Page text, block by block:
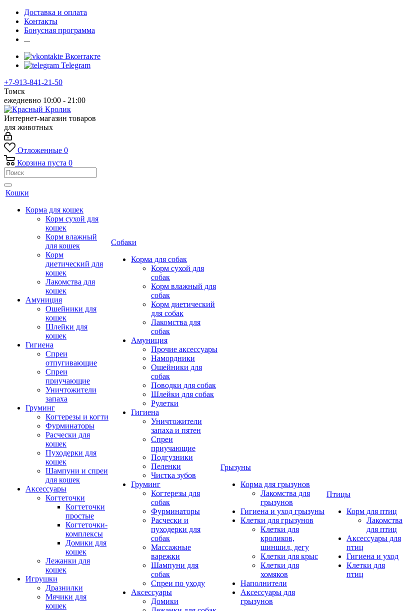
Доставка и оплата
Контакты
Бонусная программа
...
Вконтакте
Telegram
+7-913-841-21-50
Томск
ежедневно 10:00 - 21:00
Интернет-магазин товаров
для животных
Отложенные 0
Корзина пуста 0
Кошки
Корма для кошек
Корм сухой для
кошек
Корм влажный
для кошек
Корм
диетический для
кошек
Лакомства для
кошек
Амуниция
Ошейники для
кошек
Шлейки для
кошек
Гигиена
Спреи
отпугивающие
Спреи
приучающие
Уничтожители
запаха
Груминг
Когтерезы и когти
Фурминаторы
Расчески для
кошек
Пуходерки для
кошек
Шампуни и спреи
для кошек
Аксессуары
Когтеточки
Когтеточки
простые
Когтеточки-
комплексы
Домики для
кошек
Лежанки для
кошек
Игрушки
Дразнилки
Мячики для
кошек
Собаки
Корма для собак
Корм сухой для
собак
Корм влажный для
собак
Корм диетический
для собак
Лакомства для
собак
Амуниция
Прочие аксессуары
Намордники
Ошейники для
собак
Поводки для собак
Шлейки для собак
Рулетки
Гигиена
Уничтожители
запаха и пятен
Спреи
приучающие
Подгузники
Пеленки
Чистка зубов
Груминг
Когтерезы для
собак
Фурминаторы
Расчески и
пуходерки для
собак
Массажные
варежки
Шампуни для
собак
Спреи по уходу
Аксессуары
Домики
Грызуны
Корма для грызунов
Лакомства для
грызунов
Гигиена и уход грызуны
Клетки для грызунов
Клетки для
кроликов,
шиншил, дегу
Клетки для крыс
Клетки для
хомяков
Наполнители
Аксессуары для
грызунов
Птицы
Корм для птиц
Лакомства
для птиц
Аксессуары для
птиц
Гигиена и уход
Клетки для
птиц